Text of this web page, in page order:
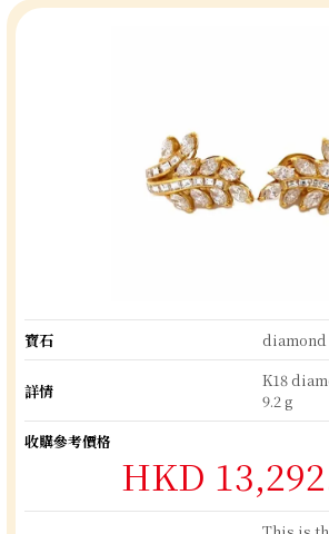
寶石 diamond
詳情
K18
9.2 g
收購參考價格
HKD